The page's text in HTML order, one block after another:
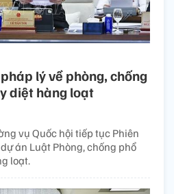
lý về phòng, chống
diệt hàng loạt
vụ Quốc hội tiếp tục Phiên
án Luật Phòng, chống phổ
loạt.